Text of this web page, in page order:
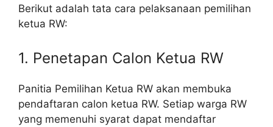
Berikut adalah tata cara pelaksanaan pemilihan
ketua RW:
1. Penetapan Calon Ketua RW
Panitia Pemilihan Ketua RW akan membuka
pendaftaran calon ketua RW. Setiap warga RW
yang memenuhi syarat dapat mendaftar